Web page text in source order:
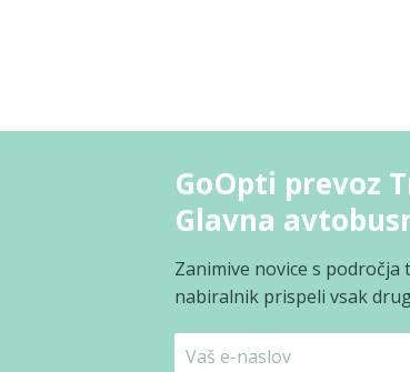
GoOpti prevoz
Glavna
Zanimive novice s
nabiralnik prispeli vsak